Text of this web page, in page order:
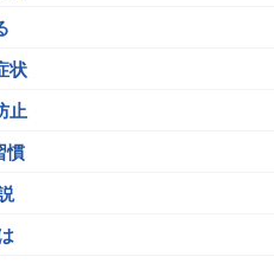
状
止
慣